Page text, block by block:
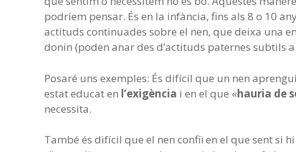
podríem pensar. És en la infància, fins als 8 o 10
actituds continuades sobre el nen, que deixa una
donin (poden anar des d’actituds paternes subtils
Posaré uns exemples: És difícil que un nen
estat educat en l’exigència i en el que «hauria de
necessita.
També és difícil que el nen confiï en el que sent si